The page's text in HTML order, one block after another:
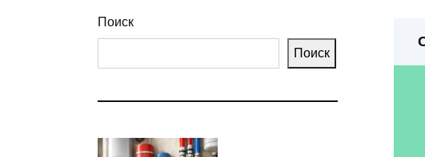
Поиск
Поиск